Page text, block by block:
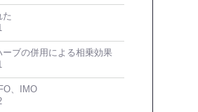
た
ーブの併用による相乗効果
、IMO